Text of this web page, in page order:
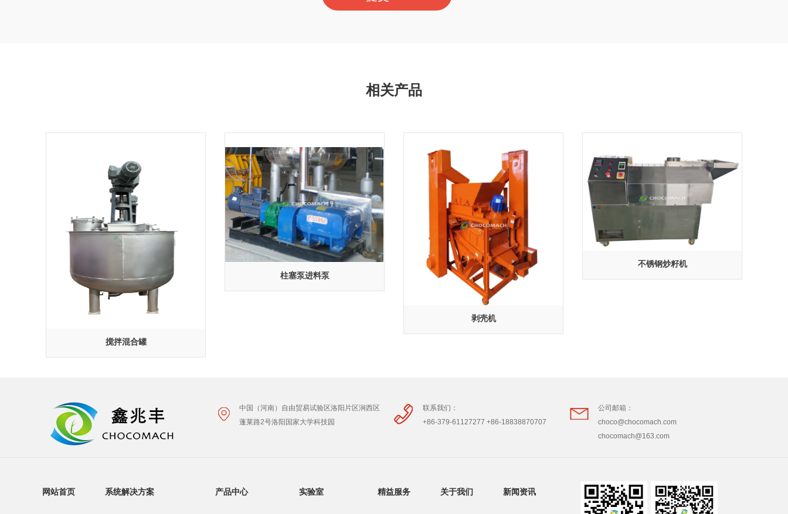
相关产品
搅拌混合罐
柱塞泵进料泵
剥壳机
不锈钢炒籽机
中国（河南）自由贸易试验区洛阳片区涧西区
蓬莱路2号洛阳国家大学科技园
联系我们：
+86-379-61127277 +86-18838870707
公司邮箱：
choco@chocomach.com
chocomach@163.com
网站首页 系统解决方案 产品中心 实验室 精益服务 关于我们 新闻资讯